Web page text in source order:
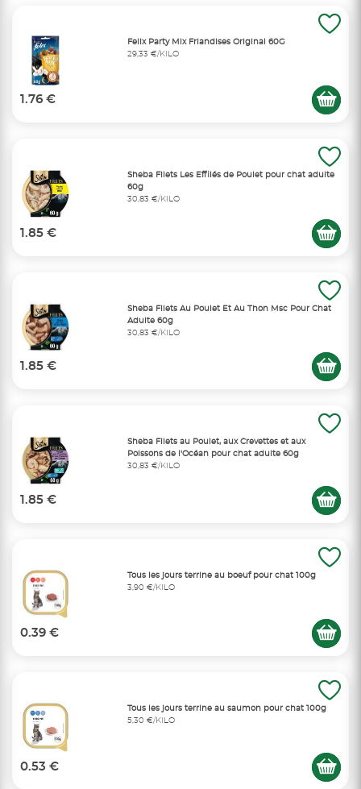
Felix Party Mix Friandises Original 60G
29,33 €/KILO
1.76 €
Sheba Filets Les Effilés de Poulet pour chat adulte
60g
30,83 €/KILO
1.85 €
Sheba Filets Au Poulet Et Au Thon Msc Pour Chat
Adulte 60g
30,83 €/KILO
1.85 €
Sheba Filets au Poulet, aux Crevettes et aux
Poissons de l'Océan pour chat adulte 60g
30,83 €/KILO
1.85 €
Tous les jours terrine au boeuf pour chat 100g
3,90 €/KILO
0.39 €
Tous les jours terrine au saumon pour chat 100g
5,30 €/KILO
0.53 €